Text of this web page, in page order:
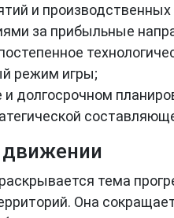
и
за прибыльные
режим игры;
и долгосрочном
движении
тема
Она